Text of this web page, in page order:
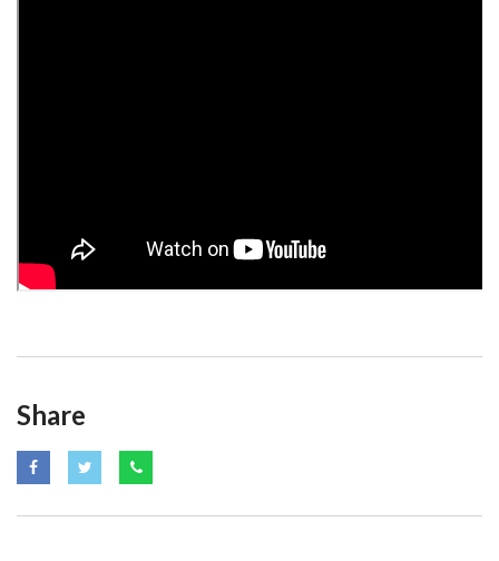
Share